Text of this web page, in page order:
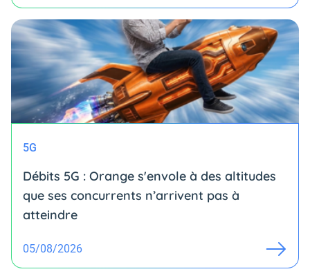
5G
Débits 5G : Orange s'envole à des altitudes
que ses concurrents n’arrivent pas à
atteindre
05/08/2026